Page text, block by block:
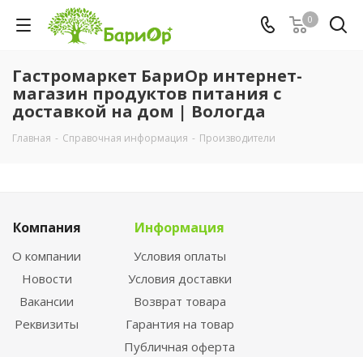
0
Гастромаркет БариОр интернет-
магазин продуктов питания с
доставкой на дом | Вологда
Главная - Справочная информация - Производители
Компания
О компании
Новости
Вакансии
Реквизиты
Информация
Условия оплаты
Условия доставки
Возврат товара
Гарантия на товар
Публичная оферта